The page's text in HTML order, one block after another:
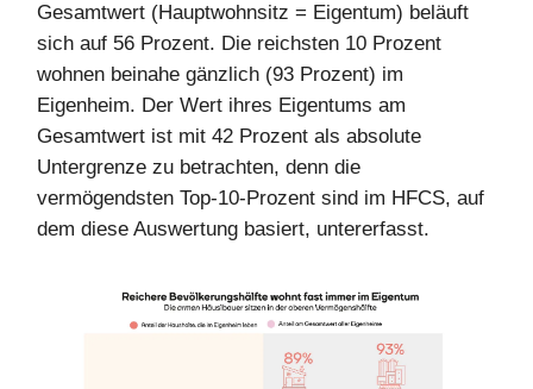
Gesamtwert (Hauptwohnsitz = Eigentum) beläuft
sich auf 56 Prozent. Die reichsten 10 Prozent
wohnen beinahe gänzlich (93 Prozent) im
Eigenheim. Der Wert ihres Eigentums am
Gesamtwert ist mit 42 Prozent als absolute
Untergrenze zu betrachten, denn die
vermögendsten Top-10-Prozent sind im HFCS, auf
dem diese Auswertung basiert, untererfasst.